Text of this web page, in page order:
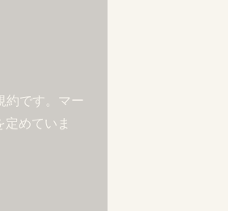
約です。マー
めていま